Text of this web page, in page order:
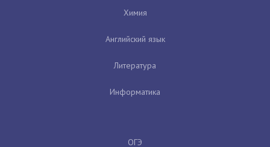
Химия
Английский язык
Литература
Информатика
ОГЭ